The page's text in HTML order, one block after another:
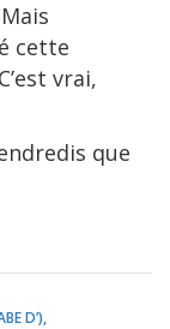
cette
vrai,
que
D’)